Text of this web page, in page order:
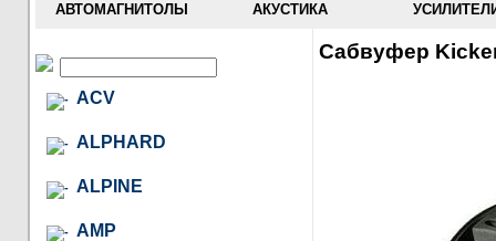
АВТОМАГНИТОЛЫ АКУСТИКА
ACV
ALPHARD
ALPINE
AMP
Сабвуфер